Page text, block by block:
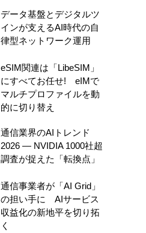
データ基盤とデジタルツ
インが支えるAI時代の自
律型ネットワーク運用
eSIM関連は「LibeSIM」
にすべてお任せ! eIMで
マルチプロファイルを動
的に切り替え
通信業界のAIトレンド
2026 ― NVIDIA 1000社超
調査が捉えた「転換点」
通信事業者が「AI Grid」
の担い手に AIサービス
収益化の新地平を切り拓
く